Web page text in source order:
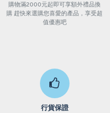
購物滿2000元起即可享額外禮品換
購 趕快來選購您喜愛的產品，享受超
值優惠吧
行貨保證